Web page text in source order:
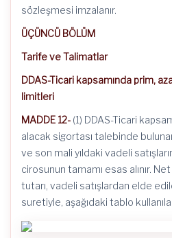
sözleşmesi imzalanır.
ÜÇÜNCÜ BÖLÜM
Tarife ve Talimatlar
DDAS-Ticari kapsamında prim,
limitleri
MADDE 12- (1) DDAS-Ticari
alacak sigortası talebinde
ve son mali yıldaki vadeli
cirosunun tamamı esas alınır.
tutarı, vadeli satışlardan elde
suretiyle, aşağıdaki tablo